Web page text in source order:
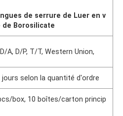
de serrure de Luer en v
de Borosilicate
A, D/P, T/T, Western Union,
jours selon la quantité d'ordre
box, 10 boîtes/carton princip